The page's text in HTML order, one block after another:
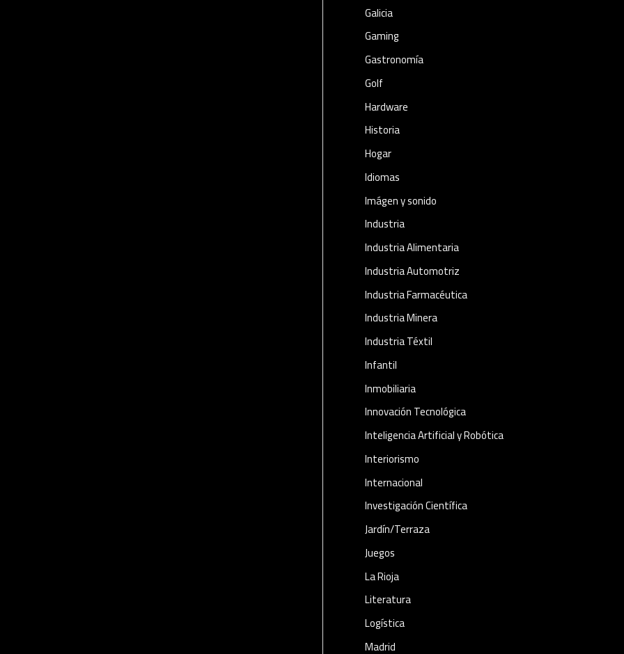
Galicia
Gaming
Gastronomía
Golf
Hardware
Historia
Hogar
Idiomas
Imágen y sonido
Industria
Industria Alimentaria
Industria Automotriz
Industria Farmacéutica
Industria Minera
Industria Téxtil
Infantil
Inmobiliaria
Innovación Tecnológica
Inteligencia Artificial y Robótica
Interiorismo
Internacional
Investigación Científica
Jardín/Terraza
Juegos
La Rioja
Literatura
Logística
Madrid